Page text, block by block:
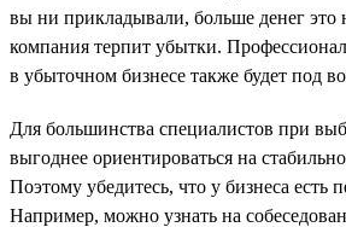
вы ни прикладывали, больше денег это
компания терпит убытки.
в убыточном бизнесе также будет под
Для большинства специалистов при
выгоднее ориентироваться на
Поэтому убедитесь, что у бизнеса есть
Например, можно узнать на